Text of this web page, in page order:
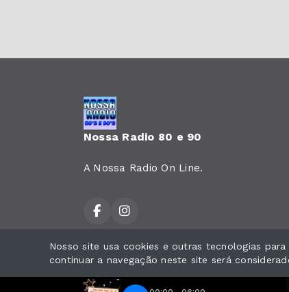
Nossa Radio 80 e 90
A Nossa Radio On Line.
Todos os direitos reservados.
Nosso site usa cookies e outras tecnologias
continuar a navegação neste site será